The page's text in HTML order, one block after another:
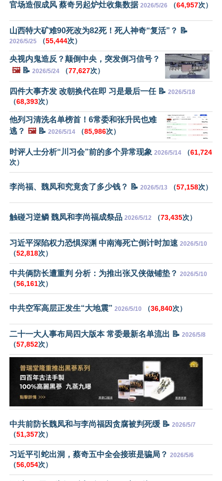
官场造假成风 蔡奇另起炉灶收集数据 2026/5/26 （64,957次）
山西特大矿难90死改为82死！死人神奇“复活”？ 📝
2026/5/25 （55,444次）
央视内鬼造反？颠倒中央，突发倒习信号？
🖼️📝 2026/5/24 （77,627次）
四件大事齐发 改朝换代在即 习是最后一任 📝 2026/5/18
（68,393次）
他列习清洗名单榜首！6常委和张升民也难
逃？ 🖼️📝 2026/5/14 （85,986次）
时评人士分析“川习会”前的多个异常现象 2026/5/14 （61,724
次）
李尚福、魏凤和究竟贪了多少钱？ 📝 2026/5/13 （57,158次）
触碰习逆鳞 魏凤和李尚福成祭品 2026/5/12 （73,435次）
习近平深陷权力恐惧深渊 中南海死亡倒计时加速 2026/5/10
（52,818次）
中共俩防长遭重判 分析：为推出张又侠做铺垫？ 2026/5/10
（56,161次）
中共空军高层正发生“大地震” 2026/5/10 （36,840次）
二十一大人事布局四大版本 常委最新名单流出 📝 2026/5/8
（57,852次）
中共前防长魏凤和与李尚福因贪腐被判死缓 📝 2026/5/7
（51,357次）
习近平引蛇出洞，蔡奇五中全会接班是骗局？ 2026/5/6
（56,054次）